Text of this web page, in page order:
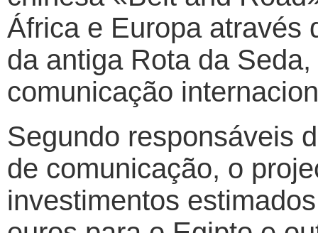
África e Europa através
da antiga Rota da
comunicação
Segundo responsáveis
de comunicação, o
investimentos